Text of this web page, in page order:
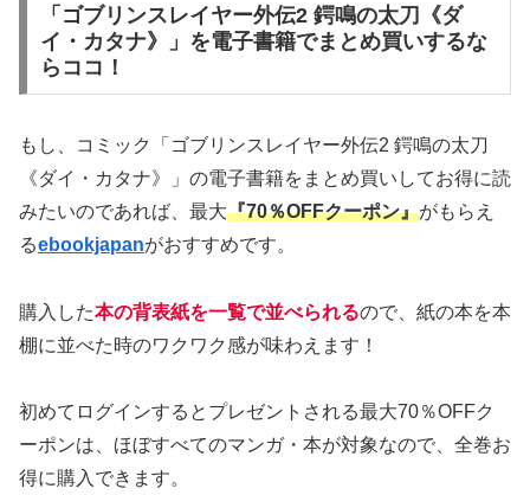
「ゴブリンスレイヤー外伝2 鍔鳴の太刀《ダ
イ・カタナ》」を電子書籍でまとめ買いするな
らココ！
もし、コミック「ゴブリンスレイヤー外伝2 鍔鳴の太刀
《ダイ・カタナ》」の電子書籍をまとめ買いしてお得に読
みたいのであれば、最大『70％OFFクーポン』がもらえ
るebookjapanがおすすめです。
購入した本の背表紙を一覧で並べられるので、紙の本を本
棚に並べた時のワクワク感が味わえます！
初めてログインするとプレゼントされる最大70％OFFク
ーポンは、ほぼすべてのマンガ・本が対象なので、全巻お
得に購入できます。